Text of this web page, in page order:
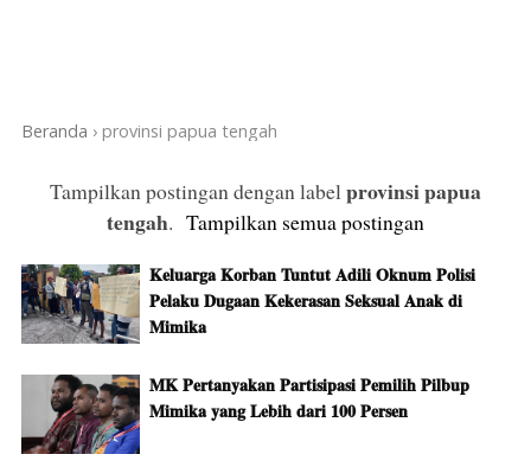
Beranda › provinsi papua tengah
Tampilkan postingan dengan labelprovinsi papua
tengah. Tampilkan semua postingan
Keluarga Korban Tuntut Adili Oknum Polisi
Pelaku Dugaan Kekerasan Seksual Anak di
Mimika
MK Pertanyakan Partisipasi Pemilih Pilbup
Mimika yang Lebih dari 100 Persen